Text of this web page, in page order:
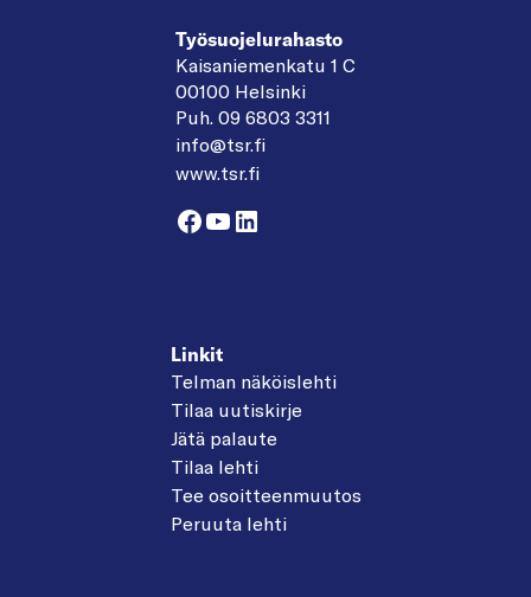
Työsuojelurahasto
Kaisaniemenkatu 1 C
00100 Helsinki
Puh. 09 6803 3311
info@tsr.fi
www.tsr.fi
Facebook
YouTube
LinkedIn
Linkit
Telman näköislehti
Tilaa uutiskirje
Jätä palaute
Tilaa lehti
Tee osoitteenmuutos
Peruuta lehti